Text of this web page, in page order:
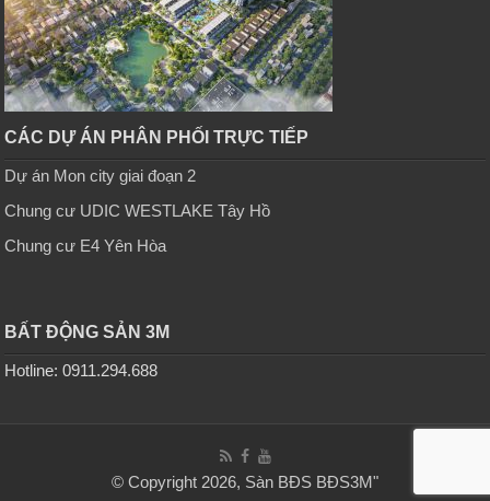
CÁC DỰ ÁN PHÂN PHỐI TRỰC TIẾP
Dự án Mon city giai đoạn 2
Chung cư UDIC WESTLAKE Tây Hồ
Chung cư E4 Yên Hòa
BẤT ĐỘNG SẢN 3M
Hotline: 0911.294.688
© Copyright 2026, Sàn BĐS BĐS3M"